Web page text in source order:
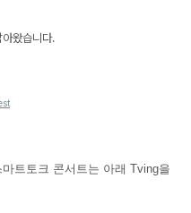
왔습니다.
트토크 콘서트는 아래 Tving을